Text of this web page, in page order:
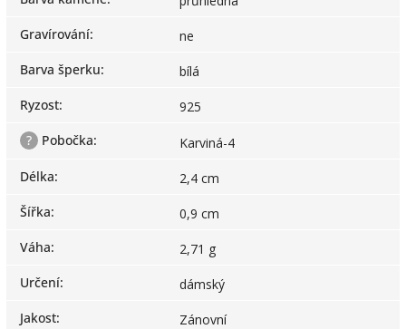
Gravírování:
ne
Barva šperku:
bílá
Ryzost:
925
?
Pobočka:
Karviná-4
Délka:
2,4 cm
Šířka:
0,9 cm
Váha:
2,71 g
Určení:
dámský
Jakost: Zánovní